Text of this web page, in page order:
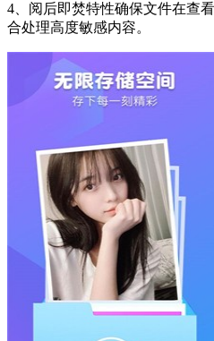
4、阅后即焚特性确保文件在查
合处理高度敏感内容。